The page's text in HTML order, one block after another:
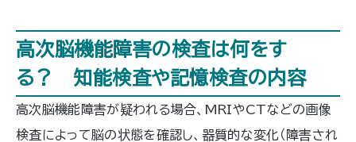
高次脳機能障害の検査は何をす
る？ 知能検査や記憶検査の内容
高次脳機能障害が疑われる場合、MRIやCTなどの画像
検査によって脳の状態を確認し、器質的な変化（障害され